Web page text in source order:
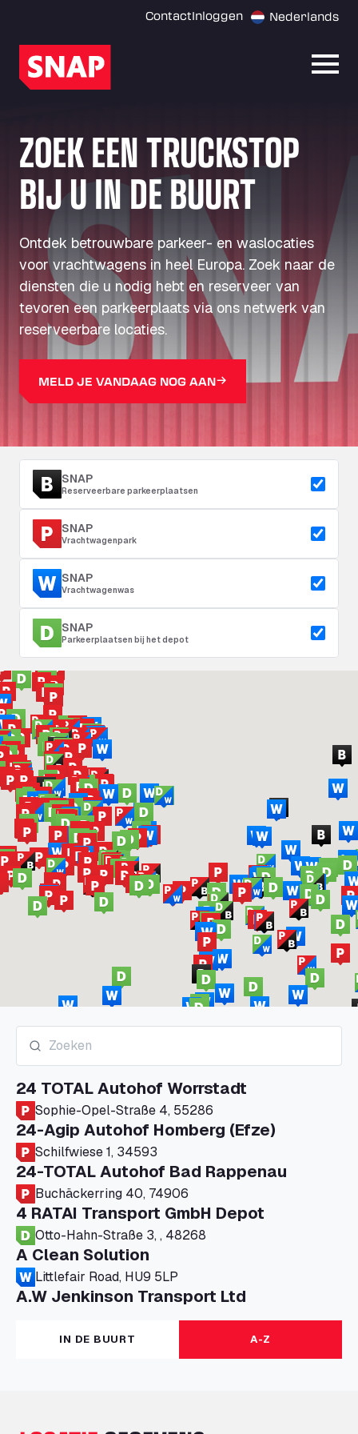
ContactInloggen Nederlands
ZOEK EEN TRUCKSTOP
BIJ U IN DE BUURT
Ontdek betrouwbare parkeer- en waslocaties
voor vrachtwagens in heel Europa. Zoek naar de
diensten die u nodig hebt en reserveer van
tevoren een parkeerplaats via ons netwerk van
reserveerbare locaties.
MELD JE VANDAAG NOG AAN
SNAP
Reserveerbare parkeerplaatsen
SNAP
Vrachtwagenpark
SNAP
Vrachtwagenwas
SNAP
Parkeerplaatsen bij het depot
24 TOTAL Autohof Worrstadt
Sophie-Opel-Straße 4, 55286
24-Agip Autohof Homberg (Efze)
Schilfwiese 1, 34593
24-TOTAL Autohof Bad Rappenau
Buchäckerring 40, 74906
4 RATAI Transport GmbH Depot
Otto-Hahn-Straße 3, , 48268
A Clean Solution
Littlefair Road, HU9 5LP
A.W Jenkinson Transport Ltd
Progress House, ME11 5GA
A+G Nettetal - Depot Parking
Am Panneschopp 7, 41334
IN DE BUURT A-Z